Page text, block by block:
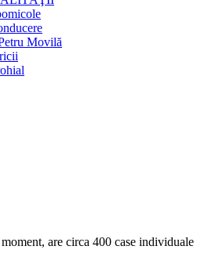
Movilă
are circa 400 case individuale